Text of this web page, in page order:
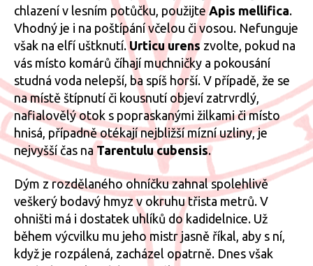
chlazení v lesním potůčku, použijteApis mellifica.
Vhodný je i na poštípání včelou či vosou. Nefunguje
však na elfí uštknutí.Urticu urens zvolte, pokud na
vás místo komárů číhají muchničky a pokousání
studná voda nelepší, ba spíš horší. V případě, že se
na místě štípnutí či kousnutí objeví zatrvrdlý,
nafialovělý otok s popraskanými žilkami či místo
hnisá, případně otékají nejbližší mízní uzliny, je
nejvyšší čas na Tarentulu cubensis.
Dým z rozdělaného ohníčku zahnal spolehlivě
veškerý bodavý hmyz v okruhu třista metrů. V
ohništi má i dostatek uhlíků do kadidelnice. Už
během výcvilku mu jeho mistr jasně říkal, aby s ní,
když je rozpálená, zacházel opatrně. Dnes však